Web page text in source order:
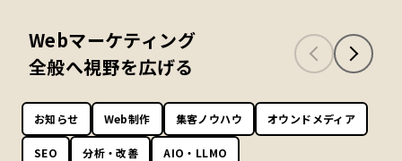
Webマーケティング
全般へ視野を広げる
お知らせ Web制作 集客ノウハウ オウンドメディア
SEO 分析・改善 AIO・LLMO